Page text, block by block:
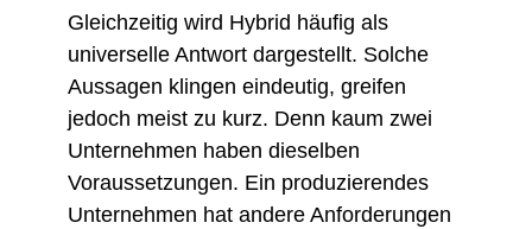
Gleichzeitig wird Hybrid häufig als
universelle Antwort dargestellt. Solche
Aussagen klingen eindeutig, greifen
jedoch meist zu kurz. Denn kaum zwei
Unternehmen haben dieselben
Voraussetzungen. Ein produzierendes
Unternehmen hat andere Anforderungen